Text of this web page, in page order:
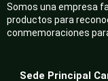
Somos una empresa
productos para
conmemoraciones
Sede Principal